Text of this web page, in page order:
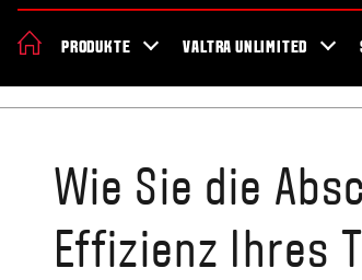
PRODUKTE VALTRA UNLIMITED
Wie Sie die
Effizienz Ihres